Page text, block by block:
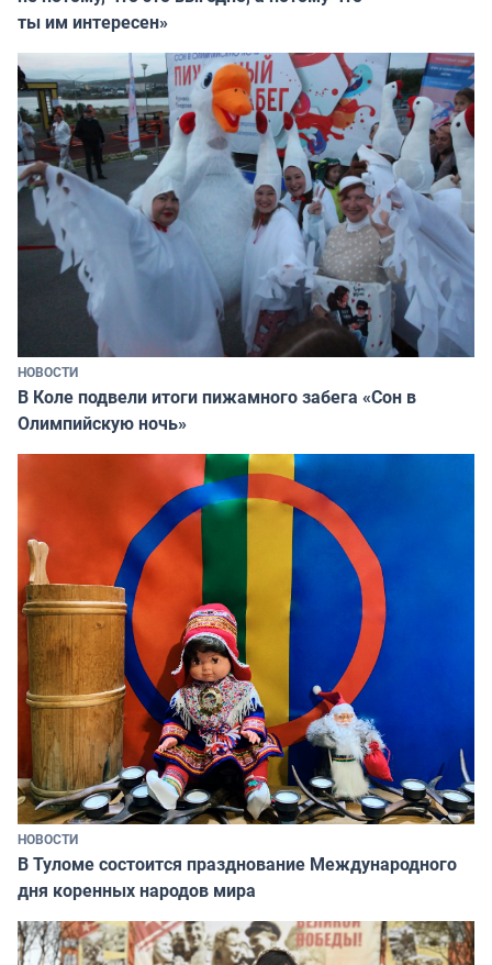
ты им интересен»
НОВОСТИ
В Коле подвели итоги пижамного забега «Сон в
Олимпийскую ночь»
НОВОСТИ
В Туломе состоится празднование Международного
дня коренных народов мира